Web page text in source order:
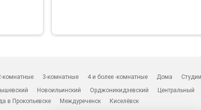
комнатные 3-комнатные 4 и более -комнатные Дома
Студии
Новоильинский Орджоникидзевский Центральный
в Прокопьевске
Междуреченск Киселёвск